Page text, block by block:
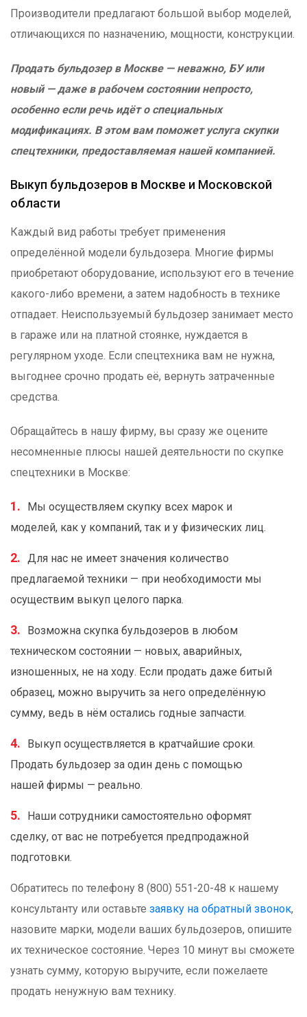
Производители предлагают большой выбор моделей,
отличающихся по назначению, мощности, конструкции.
Продать бульдозер в Москве — неважно, БУ или
новый — даже в рабочем состоянии непросто,
особенно если речь идёт о специальных
модификациях. В этом вам поможет услуга скупки
спецтехники, предоставляемая нашей компанией.
Выкуп бульдозеров в Москве и Московской
области
Каждый вид работы требует применения
определённой модели бульдозера. Многие фирмы
приобретают оборудование, используют его в течение
какого-либо времени, а затем надобность в технике
отпадает. Неиспользуемый бульдозер занимает место
в гараже или на платной стоянке, нуждается в
регулярном уходе. Если спецтехника вам не нужна,
выгоднее срочно продать её, вернуть затраченные
средства.
Обращайтесь в нашу фирму, вы сразу же оцените
несомненные плюсы нашей деятельности по скупке
спецтехники в Москве:
Мы осуществляем скупку всех марок и
моделей, как у компаний, так и у физических лиц.
Для нас не имеет значения количество
предлагаемой техники — при необходимости мы
осуществим выкуп целого парка.
Возможна скупка бульдозеров в любом
техническом состоянии — новых, аварийных,
изношенных, не на ходу. Если продать даже битый
образец, можно выручить за него определённую
сумму, ведь в нём остались годные запчасти.
Выкуп осуществляется в кратчайшие сроки.
Продать бульдозер за один день с помощью
нашей фирмы — реально.
Наши сотрудники самостоятельно оформят
сделку, от вас не потребуется предпродажной
подготовки.
Обратитесь по телефону 8 (800) 551-20-48 к нашему
консультанту или оставьте заявку на обратный звонок,
назовите марки, модели ваших бульдозеров, опишите
их техническое состояние. Через 10 минут вы сможете
узнать сумму, которую выручите, если пожелаете
продать ненужную вам технику.